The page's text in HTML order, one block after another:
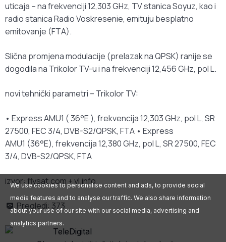
uticaja – na frekvenciji 12,303 GHz, TV stanica Soyuz, kao i
radio stanica Radio Voskresenie, emituju besplatno
emitovanje (FTA).
Slična promjena modulacije (prelazak na QPSK) ranije se
dogodila na Trikolor TV-u i na frekvenciji 12,456 GHz, pol L.
novi tehnički parametri – Trikolor TV:
• Express AMU1 ( 36°E ), frekvencija 12,303 GHz, pol L, SR
27500, FEC 3/4, DVB-S2/QPSK, FTA • Express
AMU1 (36°E), frekvencija 12,380 GHz, pol L, SR 27500, FEC
3/4, DVB-S2/QPSK, FTA
izvor: flysat.com + vl.info
Pregledi: 373
We use cookies to personalise content and ads, to provide social
media features and to analyse our traffic. We also share information
about your use of our site with our social media, advertising and
analytics partners.